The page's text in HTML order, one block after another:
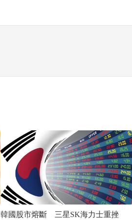
韓國股市熔斷 三星SK海力士重挫